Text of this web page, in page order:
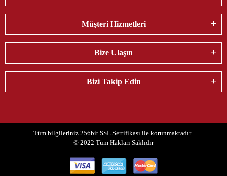
Müşteri Hizmetleri
Bize Ulaşın
Bizi Takip Edin
Tüm bilgileriniz 256bit SSL Sertifikası ile korunmaktadır.
© 2022 Tüm Hakları Saklıdır